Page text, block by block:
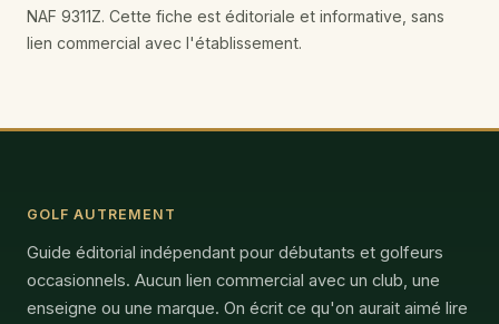
NAF 9311Z. Cette fiche est éditoriale et informative, sans
lien commercial avec l'établissement.
GOLF AUTREMENT
Guide éditorial indépendant pour débutants et golfeurs
occasionnels. Aucun lien commercial avec un club, une
enseigne ou une marque. On écrit ce qu'on aurait aimé lire